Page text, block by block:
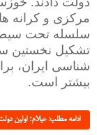
مرکزی و کرانه
سلسله تحت
تشکیل نخستین
شناسی ایران،
بیشتر است.
ادامه مطلب: عیلام؛ اولین